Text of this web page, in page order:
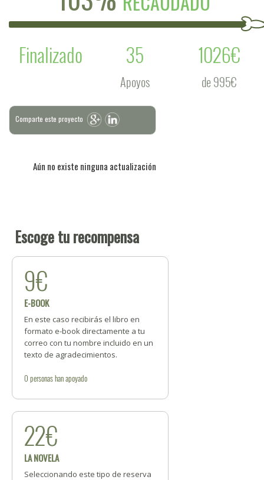
Finalizado
35
Apoyos
1026€
de 995€
Comparte este proyecto
Aún no existe ninguna actualización
Escoge tu recompensa
9€
E-BOOK
En este caso recibirás el libro en
formato e-book directamente a tu
correo con tu nombre incluido en un
texto de agradecimientos.
0 personashan apoyado
22€
LA NOVELA
Seleccionando este tipo de reserva